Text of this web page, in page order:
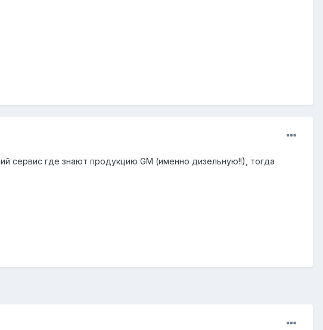
сервис где знают продукцию GМ (именно дизельную!!), тогда